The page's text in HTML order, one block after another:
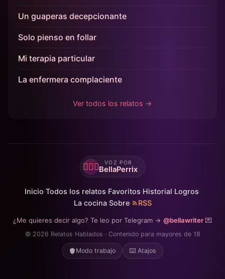
Un guaperas decepcionante
Solo pienso en follar
Mi terapia particular
La enfermera complaciente
Ver todos los relatos →
🙋🏻‍♀️ VOZ POR
BellaPerrix
Inicio·Todos los relatos·Favoritos·Historial·Logros·
La cocina·Sobre· RSS
¿Me quieres decir algo? Te leo por Telegram → @bellawriter 💌
© 2026 Relatos Hablados · Contenido para mayores de 18
Modo trabajo ⌨️ Atajos